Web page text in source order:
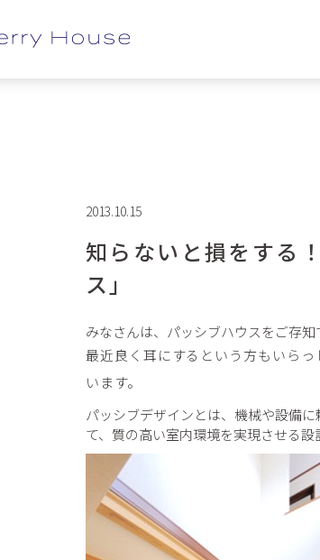
2013.10.15
知らないと損をする
ス」
みなさんは、パッシブハウスをご存知
最近良く耳にするという方もいら
います。
パッシブデザインとは、機械や設備
て、質の高い室内環境を実現させる設